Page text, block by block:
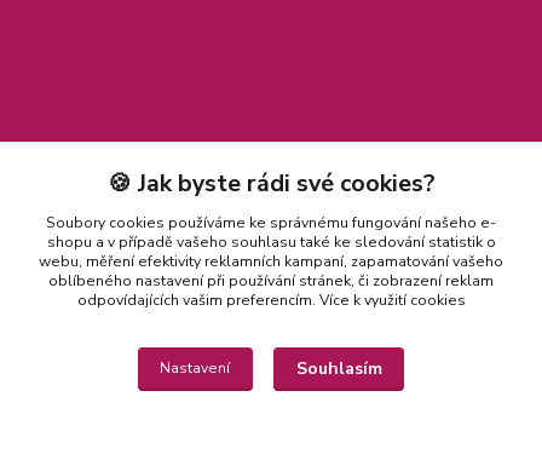
🍪 Jak byste rádi své cookies?
Soubory cookies používáme ke správnému fungování našeho e-
shopu a v případě vašeho souhlasu také ke sledování statistik o
webu, měření efektivity reklamních kampaní, zapamatování vašeho
oblíbeného nastavení při používání stránek, či zobrazení reklam
odpovídajících vašim preferencím. Více k využití cookies
Nastavení Souhlasím